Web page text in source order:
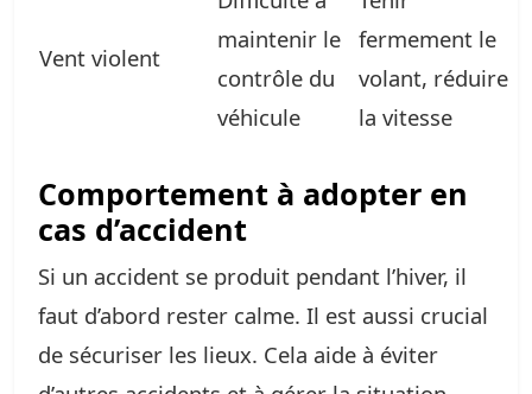
Vent violent
maintenir le
contrôle du
véhicule
fermement le
volant, réduire
la vitesse
Comportement à adopter en
cas d’accident
Si un accident se produit pendant l’hiver, il
faut d’abord rester calme. Il est aussi crucial
de sécuriser les lieux. Cela aide à éviter